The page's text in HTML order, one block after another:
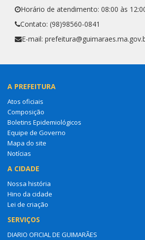
Horário de atendimento: 08:00 às
Contato: (98)98560-0841
E-mail:
A PREFEITURA
Atos oficiais
Composição
Boletins Epidemiológicos
Equipe de Governo
Mapa do site
Notícias
A CIDADE
Nossa história
Hino da cidade
Lei de criação
SERVIÇOS
DIARIO OFICIAL DE GUIMARÃES